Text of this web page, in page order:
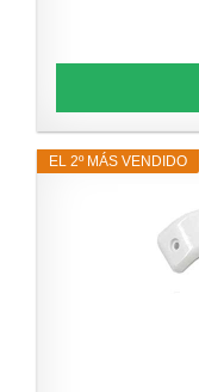
EL 2º MÁS VENDIDO